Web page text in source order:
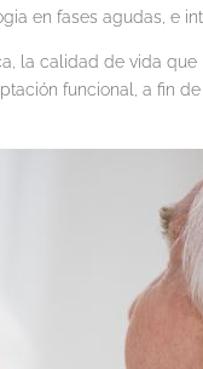
en fases agudas, e
la calidad de vida
funcional, a fin